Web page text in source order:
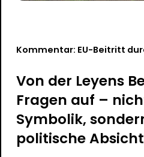
Kommentar: EU-Beitritt
Von der Leyens
Fragen auf –
Symbolik,
politische